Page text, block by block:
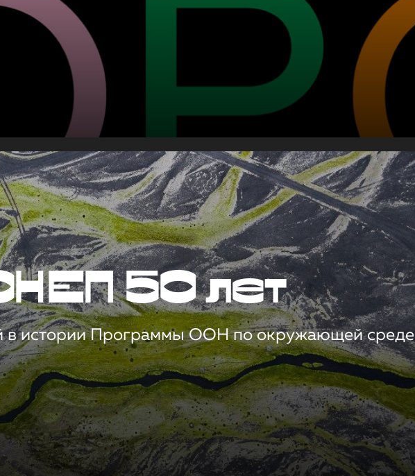
50 лет
в истории Программы ООН по окружающей среде